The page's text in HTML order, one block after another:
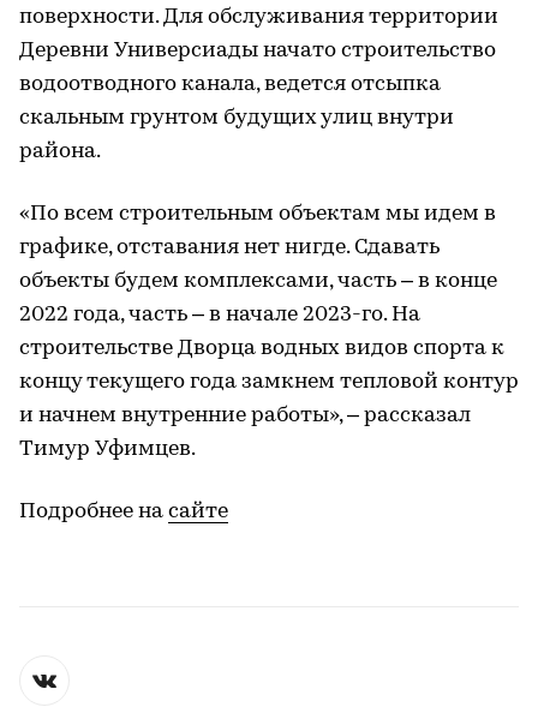
поверхности. Для обслуживания территории
Деревни Универсиады начато строительство
водоотводного канала, ведется отсыпка
скальным грунтом будущих улиц внутри
района.
«По всем строительным объектам мы идем в
графике, отставания нет нигде. Сдавать
объекты будем комплексами, часть – в конце
2022 года, часть – в начале 2023-го. На
строительстве Дворца водных видов спорта к
концу текущего года замкнем тепловой контур
и начнем внутренние работы», – рассказал
Тимур Уфимцев.
Подробнее на сайте